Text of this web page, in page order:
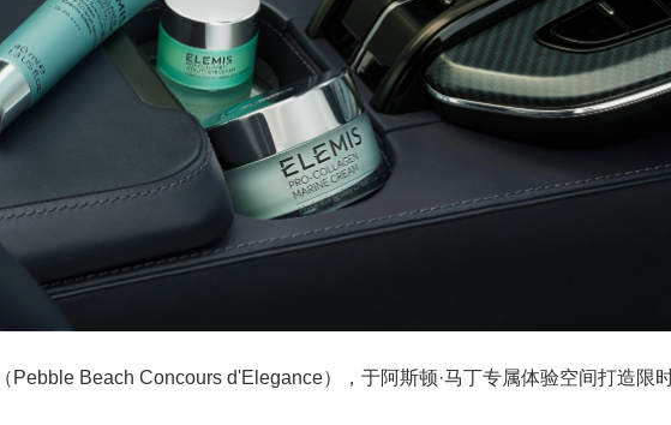
Pebble Beach Concours d'Elegance），于阿斯顿·马丁专属体验空间打造限